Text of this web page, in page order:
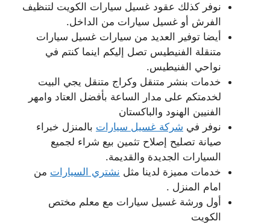
نوفر كذلك عقود غسيل سيارات الكويت لتنظيف
الفرش أو غسيل سيارات من الداخل.
أيضا توفير العديد من سيارات غسيل سيارات
متنقلة الفنيطيس تصل إليكم اينما كنتم في
نواحي الفنيطيس.
خدمات بنشر متنقل وكراج متنقل يجي البيت
لخدمتكم على مدار الساعة بأفضل العتاد وامهر
الفنيين الهنود والباكستان
نوفر في شركة غسيل سيارات بالمنزل خبراء
صيانة تصليح إصلاح تثمين بيع شراء لجميع
السيارات الجديدة والقديمة.
خدمات مميزة لدينا مثل نشتري السيارات من
امام المنزل .
أول ورشة غسيل سيارات مع معلم مختص
الكويت